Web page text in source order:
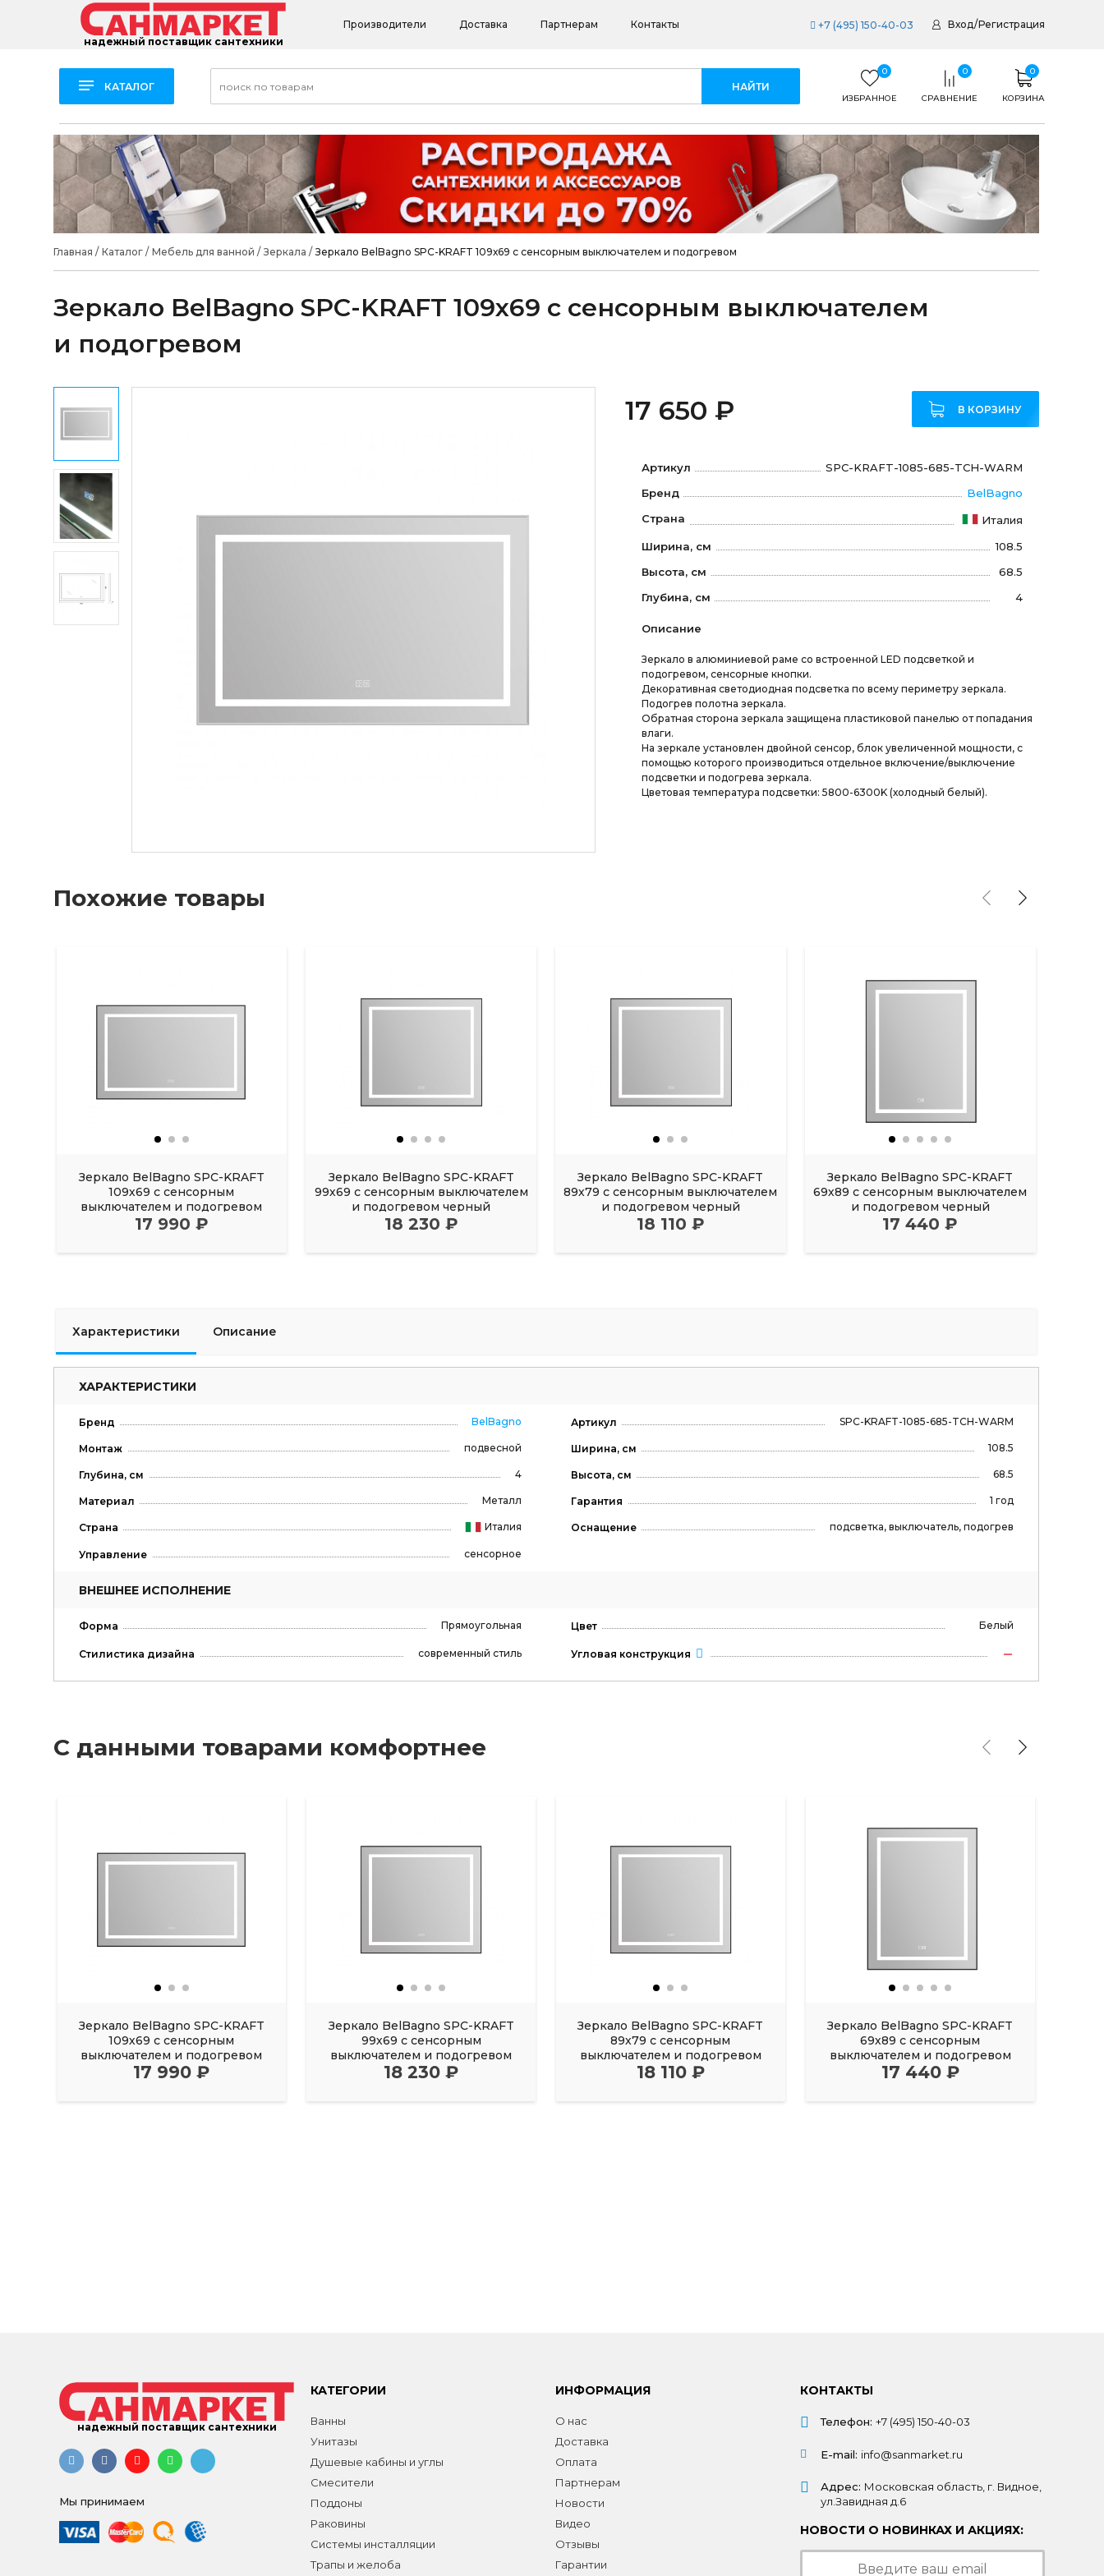
надежный поставщик сантехники
Производители Доставка Партнерам Контакты +7 (495) 150-40-03 Вход/Регистрация
КАТАЛОГ
0
ИЗБРАННОЕ
0
СРАВНЕНИЕ
0
КОРЗИНА
Главная / Каталог/ Мебель для ванной / Зеркала / Зеркало BelBagno SPC-KRAFT 109х69 с сенсорным выключателем и подогревом
Зеркало BelBagno SPC-KRAFT 109х69 с сенсорным выключателем
и подогревом
17 650 ₽ В КОРЗИНУ
Артикул
SPC-KRAFT-1085-685-TCH-WARM
Бренд
BelBagno
Страна
Италия
Ширина, см
108.5
Высота, см
68.5
Глубина, см
4
Описание
Зеркало в алюминиевой раме со встроенной LED подсветкой и
подогревом, сенсорные кнопки.
Декоративная светодиодная подсветка по всему периметру зеркала.
Подогрев полотна зеркала.
Обратная сторона зеркала защищена пластиковой панелью от попадания
влаги.
На зеркале установлен двойной сенсор, блок увеличенной мощности, с
помощью которого производиться отдельное включение/выключение
подсветки и подогрева зеркала.
Цветовая температура подсветки: 5800-6300K (холодный белый).
Похожие товары
Зеркало BelBagno SPC-KRAFT
109х69 с сенсорным
выключателем и подогревом
черный
17 990 ₽
Зеркало BelBagno SPC-KRAFT
99х69 с сенсорным выключателем
и подогревом черный
18 230 ₽
Зеркало BelBagno SPC-KRAFT
89х79 с сенсорным выключателем
и подогревом черный
18 110 ₽
Зеркало BelBagno SPC-KRAFT
69х89 с сенсорным выключателем
и подогревом черный
17 440 ₽
Характеристики Описание
ХАРАКТЕРИСТИКИ
Бренд BelBagno Артикул SPC-KRAFT-1085-685-TCH-WARM
Монтаж подвесной Ширина, см 108.5
Глубина, см 4 Высота, см 68.5
Материал Металл Гарантия 1 год
Страна Италия Оснащение подсветка, выключатель, подогрев
Управление сенсорное
ВНЕШНЕЕ ИСПОЛНЕНИЕ
Форма Прямоугольная Цвет Белый
Стилистика дизайна современный стиль Угловая конструкция
С данными товарами комфортнее
Зеркало BelBagno SPC-KRAFT
109х69 с сенсорным
выключателем и подогревом
черный
17 990 ₽
Зеркало BelBagno SPC-KRAFT
99х69 с сенсорным
выключателем и подогревом
черный
18 230 ₽
Зеркало BelBagno SPC-KRAFT
89х79 с сенсорным
выключателем и подогревом
черный
18 110 ₽
Зеркало BelBagno SPC-KRAFT
69х89 с сенсорным
выключателем и подогревом
черный
17 440 ₽
надежный поставщик сантехники
Мы принимаем
КАТЕГОРИИ
Ванны
Унитазы
Душевые кабины и углы
Смесители
Поддоны
Раковины
Системы инсталляции
Трапы и желоба
ИНФОРМАЦИЯ
О нас
Доставка
Оплата
Партнерам
Новости
Видео
Отзывы
Гарантии
КОНТАКТЫ
Телефон: +7 (495) 150-40-03
E-mail: info@sanmarket.ru
Адрес: Московская область, г. Видное,
ул.Завидная д.6
НОВОСТИ О НОВИНКАХ И АКЦИЯХ: